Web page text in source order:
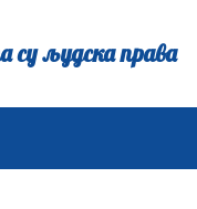
су људска права